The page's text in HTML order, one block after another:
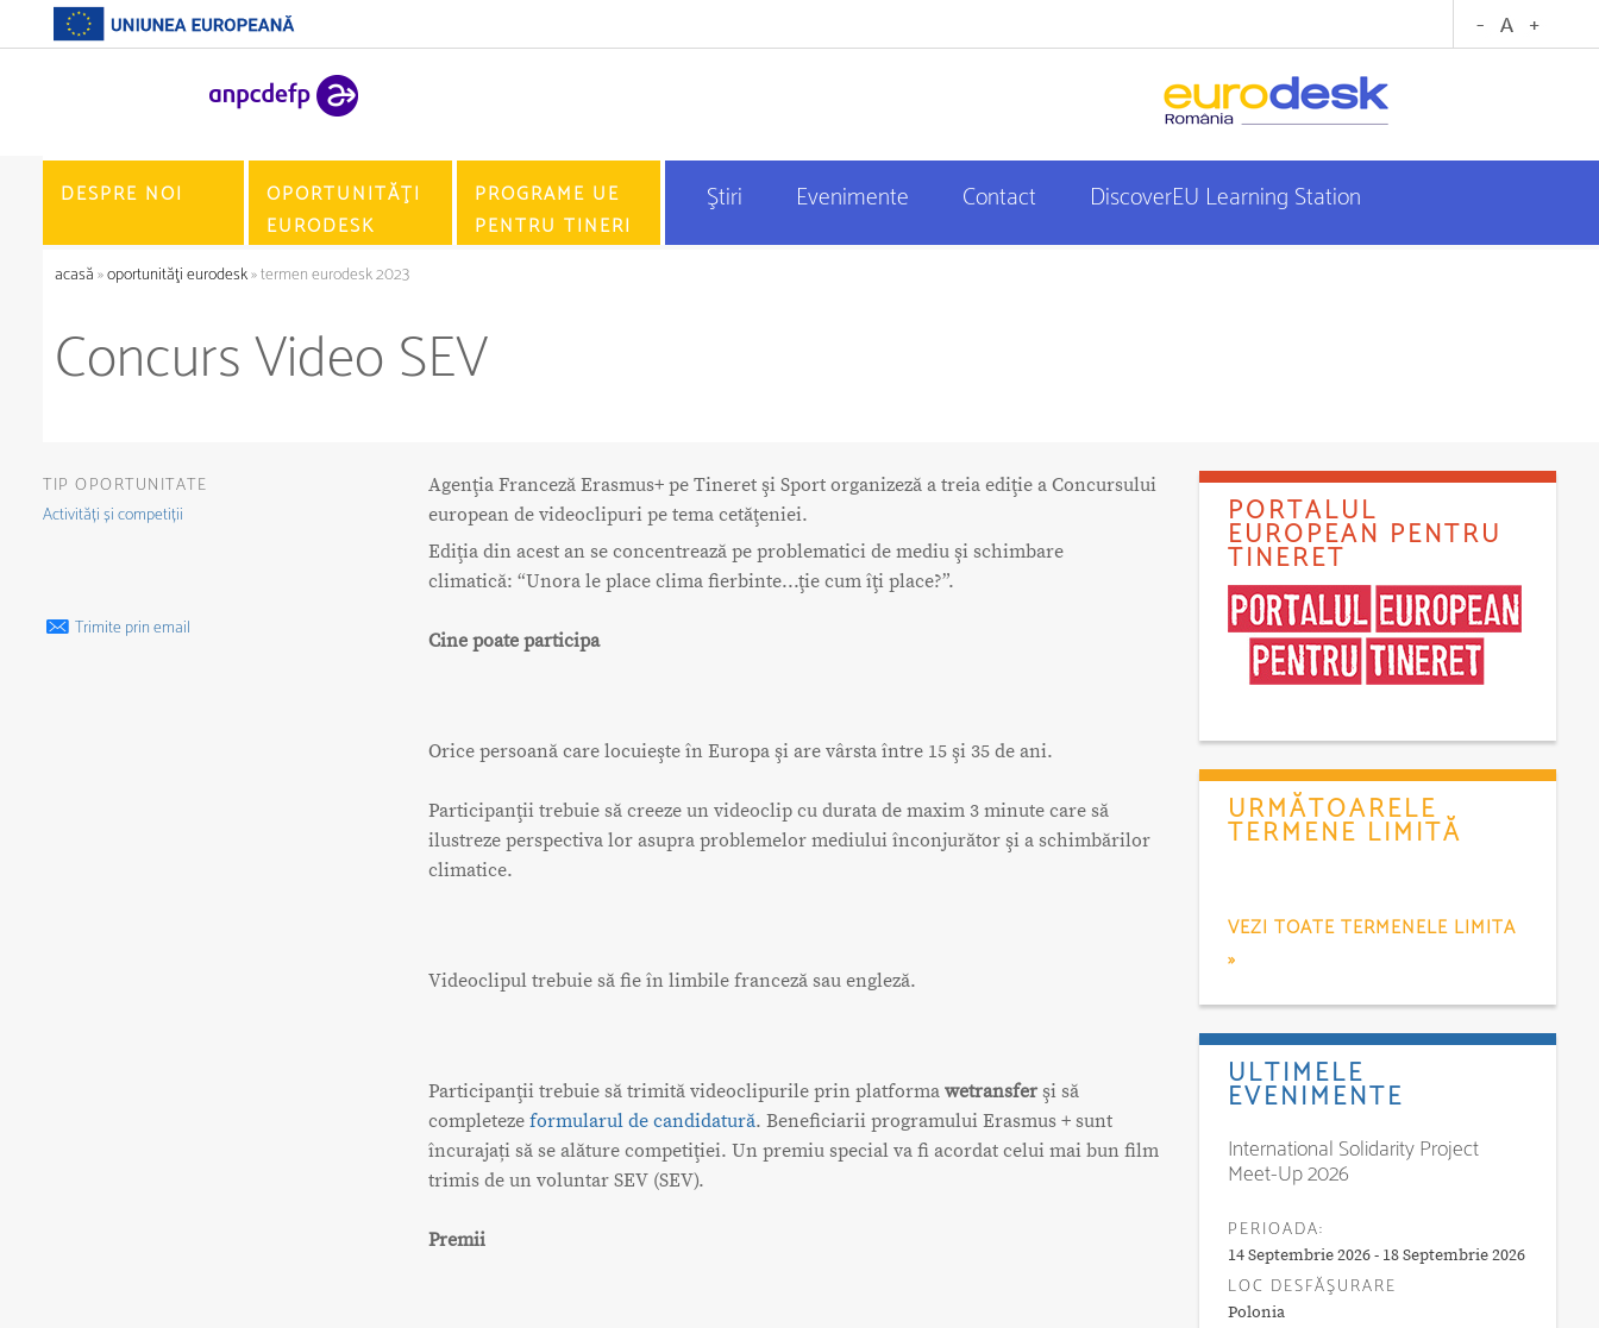
DESPRE NOI
OPORTUNITĂŢI
EURODESK
PROGRAME UE
PENTRU TINERI
Ştiri Evenimente Contact DiscoverEU Learning Station
acasă»oportunităţi eurodesk» termen eurodesk 2023
Concurs Video SEV
TIP OPORTUNITATE
Activități și competiții
Trimite prin email
Agenţia Franceză Erasmus+ pe Tineret şi Sport organizeză a treia ediţie a Concursului
european de videoclipuri pe tema cetăţeniei.
Ediţia din acest an se concentrează pe problematici de mediu şi schimbare
climatică: “Unora le place clima fierbinte...ţie cum îţi place?”.
Cine poate participa
Orice persoană care locuieşte în Europa şi are vârsta între 15 şi 35 de ani.
Participanţii trebuie să creeze un videoclip cu durata de maxim 3 minute care să
ilustreze perspectiva lor asupra problemelor mediului înconjurător şi a schimbărilor
climatice.
Videoclipul trebuie să fie în limbile franceză sau engleză.
Participanţii trebuie să trimită videoclipurile prin platforma wetransferşi să
completeze formularul de candidatură. Beneficiarii programului Erasmus + sunt
încurajați să se alăture competiţiei. Un premiu special va fi acordat celui mai bun film
trimis de un voluntar SEV (SEV).
Premii
PORTALUL
EUROPEAN PENTRU
TINERET
URMĂTOARELE
TERMENE LIMITĂ
VEZI TOATE TERMENELE LIMITA
»
ULTIMELE
EVENIMENTE
International Solidarity Project
Meet-Up 2026
PERIOADA:
14 Septembrie 2026 - 18 Septembrie 2026
LOC DESFĂŞURARE
Polonia